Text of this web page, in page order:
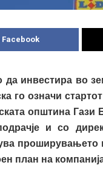
Facebook
инвестира во
го означи
општина Гази
и со
проширувањето
план на